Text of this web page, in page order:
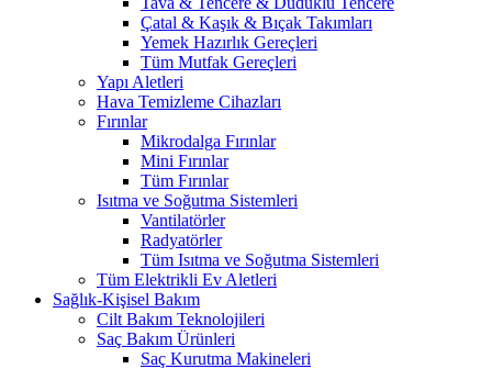
Çatal & Kaşık & Bıçak Takımları
Yemek Hazırlık Gereçleri
Tüm Mutfak Gereçleri
Yapı Aletleri
Hava Temizleme Cihazları
Fırınlar
Mikrodalga Fırınlar
Mini Fırınlar
Tüm Fırınlar
Isıtma ve Soğutma Sistemleri
Vantilatörler
Radyatörler
Tüm Isıtma ve Soğutma Sistemleri
Tüm Elektrikli Ev Aletleri
Sağlık-Kişisel Bakım
Cilt Bakım Teknolojileri
Saç Bakım Ürünleri
Saç Kurutma Makineleri